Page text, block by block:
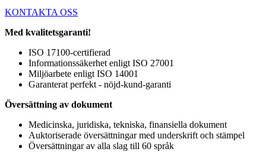
KONTAKTA OSS
Med kvalitetsgaranti!
ISO 17100-certifierad
Informationssäkerhet enligt ISO 27001
Miljöarbete enligt ISO 14001
Garanterat perfekt - nöjd-kund-garanti
Översättning av dokument
Medicinska, juridiska, tekniska, finansiella dokument
Auktoriserade översättningar med underskrift och stämpel
Översättningar av alla slag till 60 språk